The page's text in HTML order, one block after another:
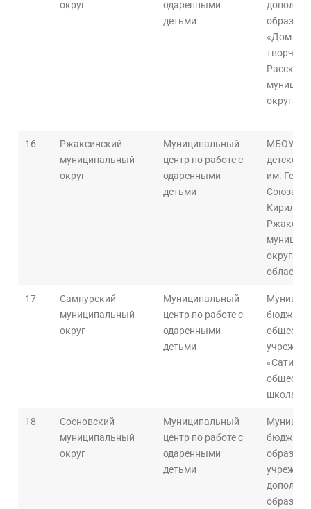
округ
одаренными
детьми
«Дом
округа»
16
Ржаксинский
муниципальный
округ
Муниципальный
центр по работе с
одаренными
детьми
МБОУ
детского
им.
Союза
округа
области
17
Сампурский
муниципальный
округ
Муниципальный
центр по работе с
одаренными
детьми
школа»
18
Сосновский
муниципальный
округ
Муниципальный
центр по работе с
одаренными
детьми